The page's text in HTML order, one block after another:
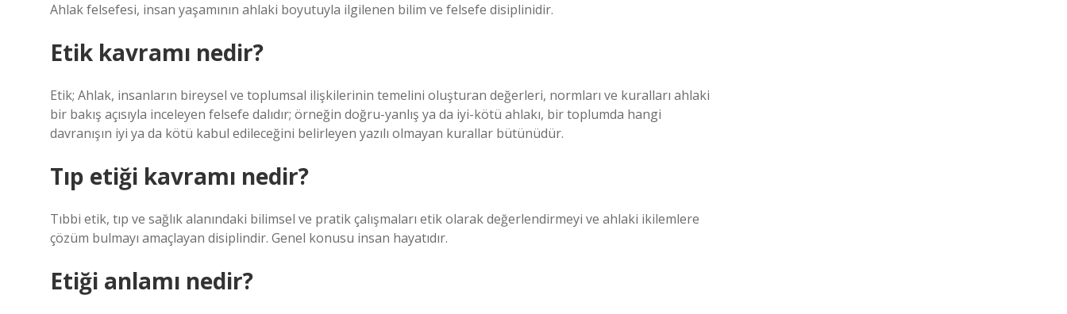
Ahlak felsefesi, insan yaşamının ahlaki boyutuyla ilgilenen bilim ve felsefe disiplinidir.
Etik kavramı nedir?
Etik; Ahlak, insanların bireysel ve toplumsal ilişkilerinin temelini oluşturan değerleri, normları ve kuralları ahlaki
bir bakış açısıyla inceleyen felsefe dalıdır; örneğin doğru-yanlış ya da iyi-kötü ahlakı, bir toplumda hangi
davranışın iyi ya da kötü kabul edileceğini belirleyen yazılı olmayan kurallar bütünüdür.
Tıp etiği kavramı nedir?
Tıbbi etik, tıp ve sağlık alanındaki bilimsel ve pratik çalışmaları etik olarak değerlendirmeyi ve ahlaki ikilemlere
çözüm bulmayı amaçlayan disiplindir. Genel konusu insan hayatıdır.
Etiği anlamı nedir?